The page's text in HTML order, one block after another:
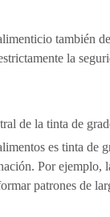
también
la
de la tinta de
es tinta de
Por
patrones de